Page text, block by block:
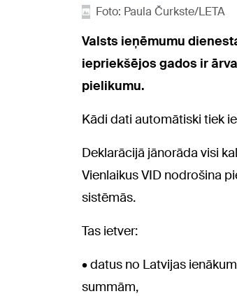
Foto: Paula Čurkste/LETA
Valsts ieņēmumu
iepriekšējos gados ir
pielikumu.
Kādi dati automātiski tiek
Deklarācijā jānorāda visi
Vienlaikus VID nodrošina
sistēmās.
Tas ietver:
• datus no Latvijas
summām,